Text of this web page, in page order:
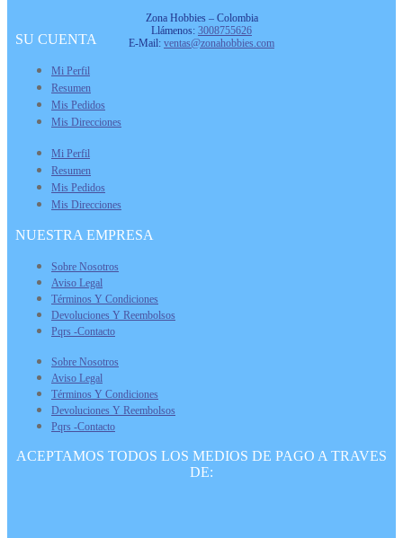
Zona Hobbies – Colombia
Llámenos: 3008755626
E-Mail: ventas@zonahobbies.com
SU CUENTA
Mi Perfil
Resumen
Mis Pedidos
Mis Direcciones
Mi Perfil
Resumen
Mis Pedidos
Mis Direcciones
NUESTRA EMPRESA
Sobre Nosotros
Aviso Legal
Términos Y Condiciones
Devoluciones Y Reembolsos
Pqrs -Contacto
Sobre Nosotros
Aviso Legal
Términos Y Condiciones
Devoluciones Y Reembolsos
Pqrs -Contacto
ACEPTAMOS TODOS LOS MEDIOS DE PAGO A TRAVES
DE: